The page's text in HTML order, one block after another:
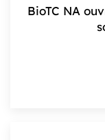
BioTC NA